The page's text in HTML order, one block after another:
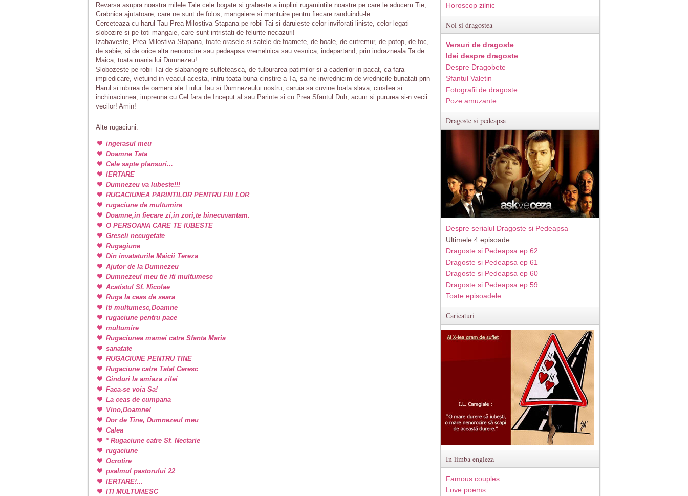
Revarsa asupra noastra milele Tale cele bogate si grabeste a implini rugamintile noastre pe care le aducem Tie,
Grabnica ajutatoare, care ne sunt de folos, mangaiere si mantuire pentru fiecare randuindu-le.
Cerceteaza cu harul Tau Prea Milostiva Stapana pe robii Tai si daruieste celor inviforati liniste, celor legati
slobozire si pe toti mangaie, care sunt intristati de felurite necazuri!
Izabaveste, Prea Milostiva Stapana, toate orasele si satele de foamete, de boale, de cutremur, de potop, de foc,
de sabie, si de orice alta nenorocire sau pedeapsa vremelnica sau vesnica, indepartand, prin indrazneala Ta de
Maica, toata mania lui Dumnezeu!
Slobozeste pe robii Tai de slabanogire sufleteasca, de tulburarea patimilor si a caderilor in pacat, ca fara
impiedicare, vietuind in veacul acesta, intru toata buna cinstire a Ta, sa ne invrednicim de vrednicile bunatati prin
Harul si iubirea de oameni ale Fiului Tau si Dumnezeului nostru, caruia sa cuvine toata slava, cinstea si
inchinaciunea, impreuna cu Cel fara de Inceput al sau Parinte si cu Prea Sfantul Duh, acum si pururea si-n vecii
vecilor! Amin!
Alte rugaciuni:
ingerasul meu
Doamne Tata
Cele sapte plansuri...
IERTARE
Dumnezeu va Iubeste!!!
RUGACIUNEA PARINTILOR PENTRU FIII LOR
rugaciune de multumire
Doamne,in fiecare zi,in zori,te binecuvantam.
O PERSOANA CARE TE IUBESTE
Greseli necugetate
Rugagiune
Din invataturile Maicii Tereza
Ajutor de la Dumnezeu
Dumnezeul meu tie iti multumesc
Acatistul Sf. Nicolae
Ruga la ceas de seara
Iti multumesc,Doamne
rugaciune pentru pace
multumire
Rugaciunea mamei catre Sfanta Maria
sanatate
RUGACIUNE PENTRU TINE
Rugaciune catre Tatal Ceresc
Ginduri la amiaza zilei
Faca-se voia Sa!
La ceas de cumpana
Vino,Doamne!
Dor de Tine, Dumnezeul meu
Calea
* Rugaciune catre Sf. Nectarie
rugaciune
Ocrotire
psalmul pastorului 22
IERTARE!...
ITI MULTUMESC
Horoscop zilnic
Noi si dragostea
Versuri de dragoste
Idei despre dragoste
Despre Dragobete
Sfantul Valetin
Fotografii de dragoste
Poze amuzante
Dragoste si pedeapsa
Despre serialul Dragoste si Pedeapsa
Ultimele 4 episoade
Dragoste si Pedeapsa ep 62
Dragoste si Pedeapsa ep 61
Dragoste si Pedeapsa ep 60
Dragoste si Pedeapsa ep 59
Toate episoadele...
Caricaturi
In limba engleza
Famous couples
Love poems